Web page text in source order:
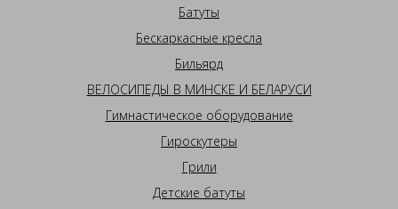
Батуты
Бескаркасные кресла
Бильярд
ВЕЛОСИПЕДЫ В МИНСКЕ И БЕЛАРУСИ
Гимнастическое оборудование
Гироскутеры
Грили
Детские батуты